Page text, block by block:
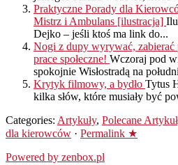
Praktyczne Porady dla
Mistrz i Ambulans [ilustracja]
Dejko – jeśli ktoś ma link do...
Nogi z dupy wyrywać, zabierać
prace społeczne! Wczoraj pod
spokojnie Wisłostradą na
Krytyk filmowy, a bydło Tytus
kilka słów, które musiały być
Categories: Artykuły, Polecane
dla kierowców · Permalink ★
Powered by zenbox.pl